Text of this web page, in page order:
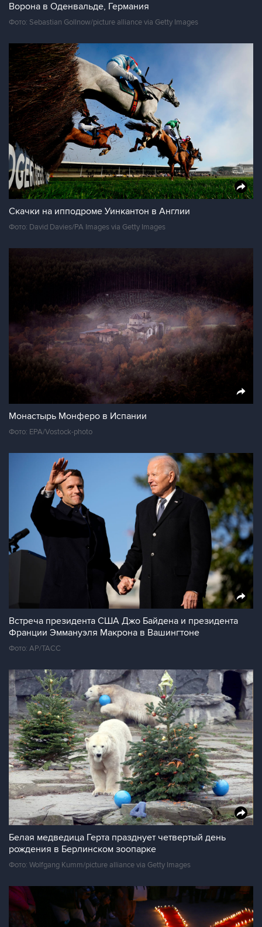
Ворона в Оденвальде, Германия
Фото: Sebastian Gollnow/picture alliance via Getty Images
Скачки на ипподроме Уинкантон в Англии
Фото: David Davies/PA Images via Getty Images
Монастырь Монферо в Испании
Фото: EPA/Vostock-photo
Встреча президента США Джо Байдена и президента
Франции Эммануэля Макрона в Вашингтоне
Фото: АР/ТАСС
Белая медведица Герта празднует четвертый день
рождения в Берлинском зоопарке
Фото: Wolfgang Kumm/picture alliance via Getty Images